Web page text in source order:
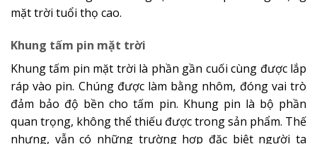
mặt trời tuổi thọ cao.
Khung tấm pin mặt trời
Khung tấm pin mặt trời là phần gần cuối cùng được lắp
ráp vào pin. Chúng được làm bằng nhôm, đóng vai trò
đảm bảo độ bền cho tấm pin. Khung pin là bộ phần
quan trọng, không thể thiếu được trong sản phẩm. Thế
nhưng, vẫn có những trường hợp đặc biệt người ta